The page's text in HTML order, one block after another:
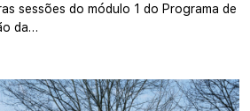
sessões do módulo 1 do Programa de
da…